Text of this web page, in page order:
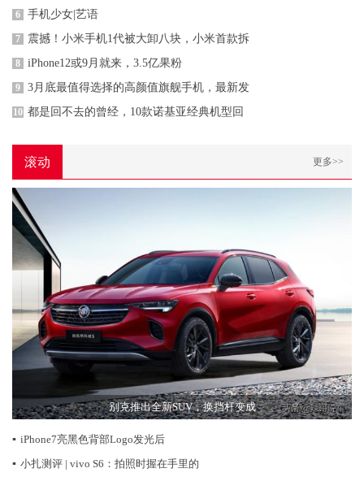
6 手机少女|艺语
7 震撼！小米手机1代被大卸八块，小米首款拆
8 iPhone12或9月就来，3.5亿果粉
9 3月底最值得选择的高颜值旗舰手机，最新发
10 都是回不去的曾经，10款诺基亚经典机型回
滚动 更多>>
别克推出全新SUV，换挡杆变成
▪ iPhone7亮黑色背部Logo发光后
▪ 小扎测评 | vivo S6：拍照时握在手里的